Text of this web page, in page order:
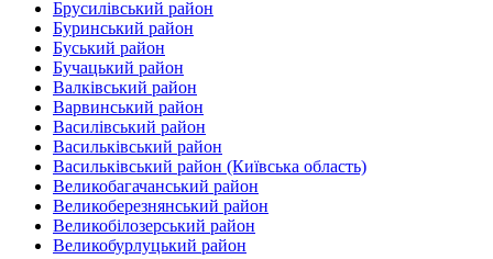
Брусилівський район‎
Буринський район
Буський район‎
Бучацький район
Валківський район
Варвинський район
Василівський район
Васильківський район
Васильківський район (Київська область)
Великобагачанський район
Великоберезнянський район
Великобілозерський район‎
Великобурлуцький район